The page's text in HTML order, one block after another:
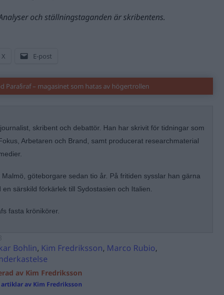
och ställningstaganden är skribentens.
X E-post
Para§raf – magasinet som hatas av högertrollen
skribent och debattör. Han har skrivit för tidningar som
Arbetaren och Brand, samt producerat researchmaterial
göteborgare sedan tio år. På fritiden sysslar han gärna
särskild förkärlek till Sydostasien och Italien.
fasta krönikörer.
Bohlin, Kim Fredriksson, Marco Rubio,
av Kim Fredriksson
artiklar av Kim Fredriksson